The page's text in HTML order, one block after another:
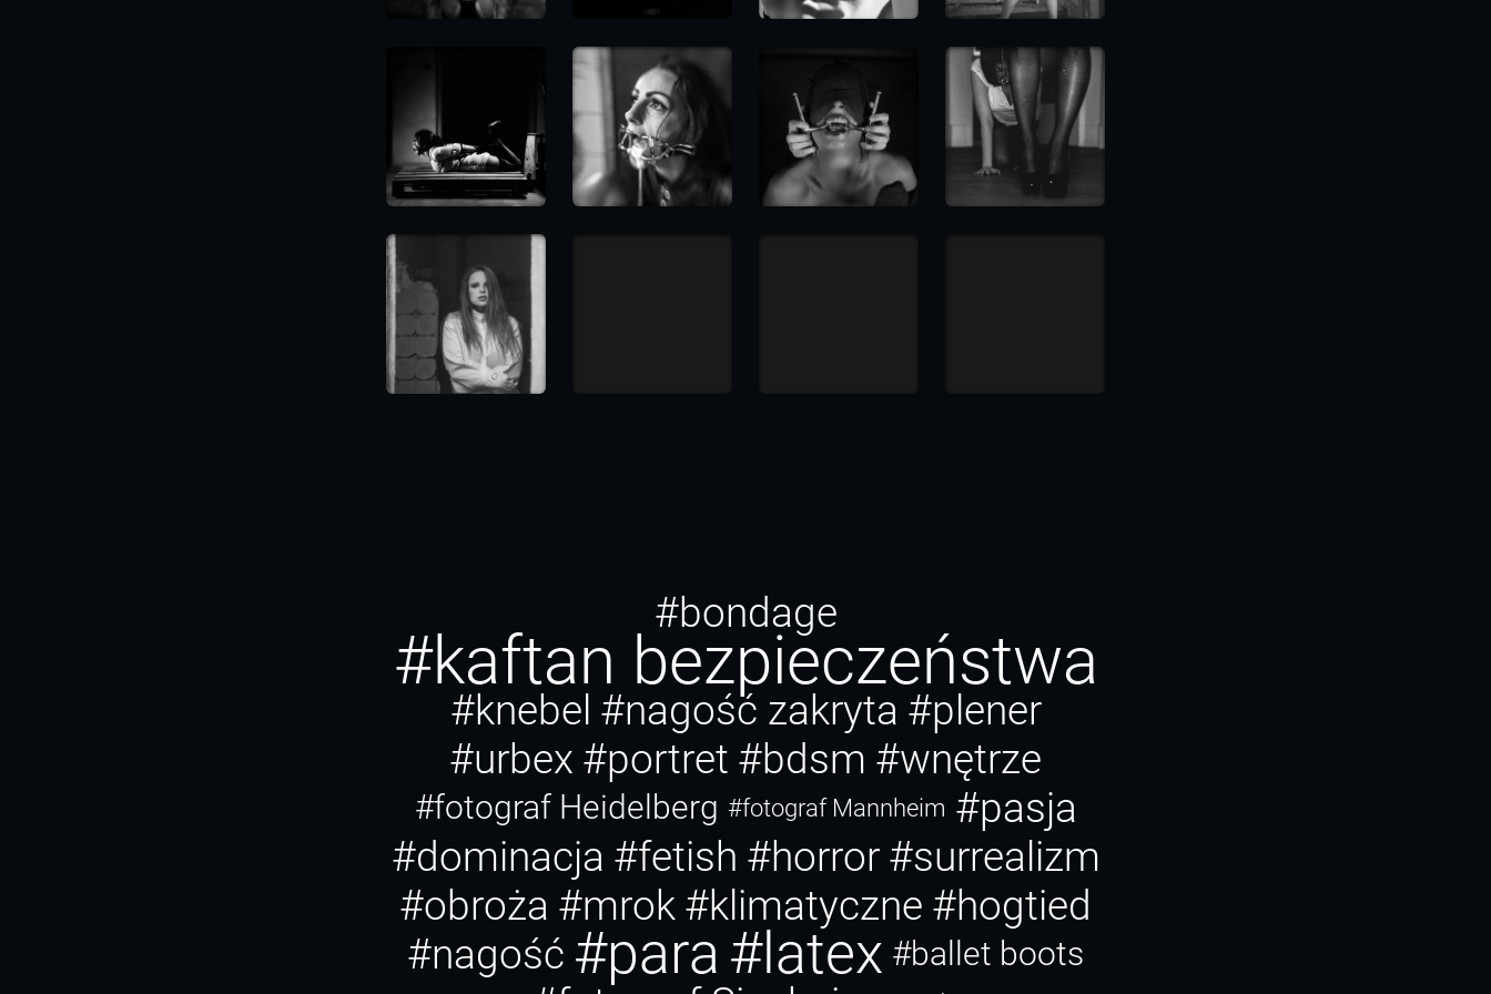
#bondage
#kaftan bezpieczeństwa
#knebel #nagość zakryta #plener
#urbex #portret #bdsm #wnętrze
#fotograf Heidelberg #fotograf Mannheim #pasja
#dominacja #fetish #horror #surrealizm
#obroża #mrok #klimatyczne #hogtied
#nagość #para #latex #ballet boots